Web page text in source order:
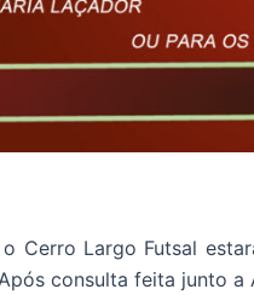
Cerro Largo Futsal
consulta feita junto